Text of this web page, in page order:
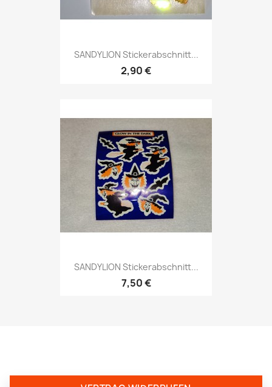
SANDYLION Stickerabschnitt...
2,90 €
SANDYLION Stickerabschnitt...
7,50 €